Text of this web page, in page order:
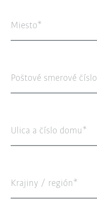
Miesto
Poštové smerové číslo
Ulica a číslo domu
Krajiny / región*